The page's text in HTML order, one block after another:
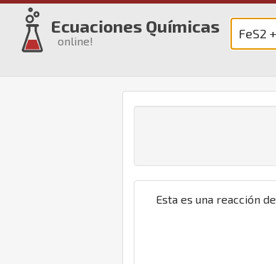
Ecuaciones Químicas
online!
Esta es una reacción de